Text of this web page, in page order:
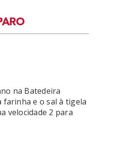
na Batedeira
farinha e o sal à tigela
velocidade 2 para